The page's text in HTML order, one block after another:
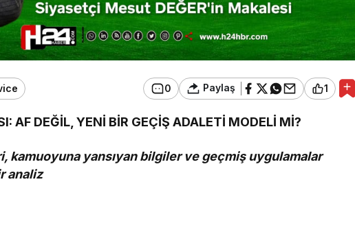
0 Paylaş 1
AF DEĞİL, YENİ BİR GEÇİŞADALETİ MODELİ Mİ?
kamuoyuna yansıyan bilgiler ve geçmiş uygulamalar
analiz